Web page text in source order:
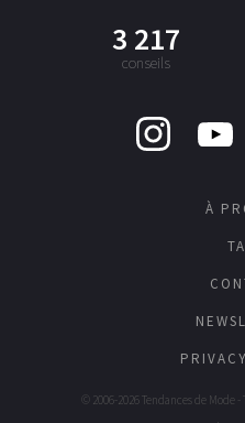
3 217
conseils
À
© 2006-2026 Tendances de Mode